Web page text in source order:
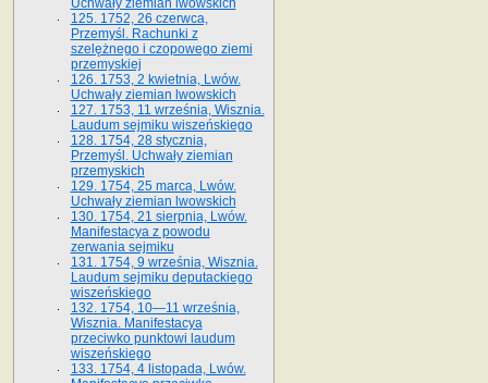
Uchwały ziemian lwowskich
125. 1752, 26 czerwca,
Przemyśl. Rachunki z
szelężnego i czopowego ziemi
przemyskiej
126. 1753, 2 kwietnia, Lwów.
Uchwały ziemian lwowskich
127. 1753, 11 września, Wisznia.
Laudum sejmiku wiszeńskiego
128. 1754, 28 stycznia,
Przemyśl. Uchwały ziemian
przemyskich
129. 1754, 25 marca, Lwów.
Uchwały ziemian lwowskich
130. 1754, 21 sierpnia, Lwów.
Manifestacya z powodu
zerwania sejmiku
131. 1754, 9 września, Wisznia.
Laudum sejmiku deputackiego
wiszeńskiego
132. 1754, 10—11 września,
Wisznia. Manifestacya
przeciwko punktowi laudum
wiszeńskiego
133. 1754, 4 listopada, Lwów.